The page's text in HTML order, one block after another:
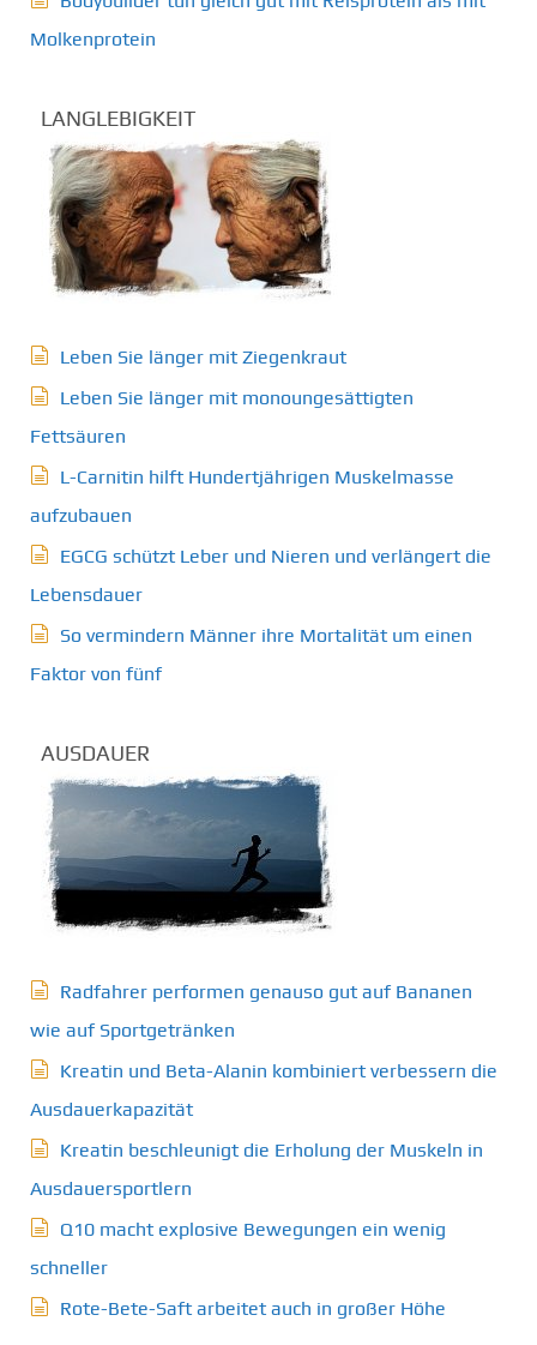
Molkenprotein
LANGLEBIGKEIT
Leben Sie länger mit Ziegenkraut
Leben Sie länger mit monoungesättigten
Fettsäuren
L-Carnitin hilft Hundertjährigen Muskelmasse
aufzubauen
EGCG schützt Leber und Nieren und verlängert die
Lebensdauer
So vermindern Männer ihre Mortalität um einen
Faktor von fünf
AUSDAUER
Radfahrer performen genauso gut auf Bananen
wie auf Sportgetränken
Kreatin und Beta-Alanin kombiniert verbessern die
Ausdauerkapazität
Kreatin beschleunigt die Erholung der Muskeln in
Ausdauersportlern
Q10 macht explosive Bewegungen ein wenig
schneller
Rote-Bete-Saft arbeitet auch in großer Höhe